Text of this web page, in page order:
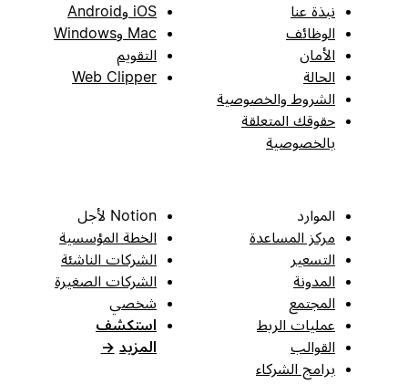
نبذة عنا
الوظائف
الأمان
الحالة
الشروط والخصوصية
حقوقك المتعلقة
بالخصوصية
iOS وAndroid
Mac وWindows
التقويم
Web Clipper
الموارد
مركز المساعدة
التسعير
المدونة
المجتمع
عمليات الربط
القوالب
برامج الشركاء
Notion لأجل
الخطة المؤسسية
الشركات الناشئة
الشركات الصغيرة
شخصي
استكشف
المزيد →